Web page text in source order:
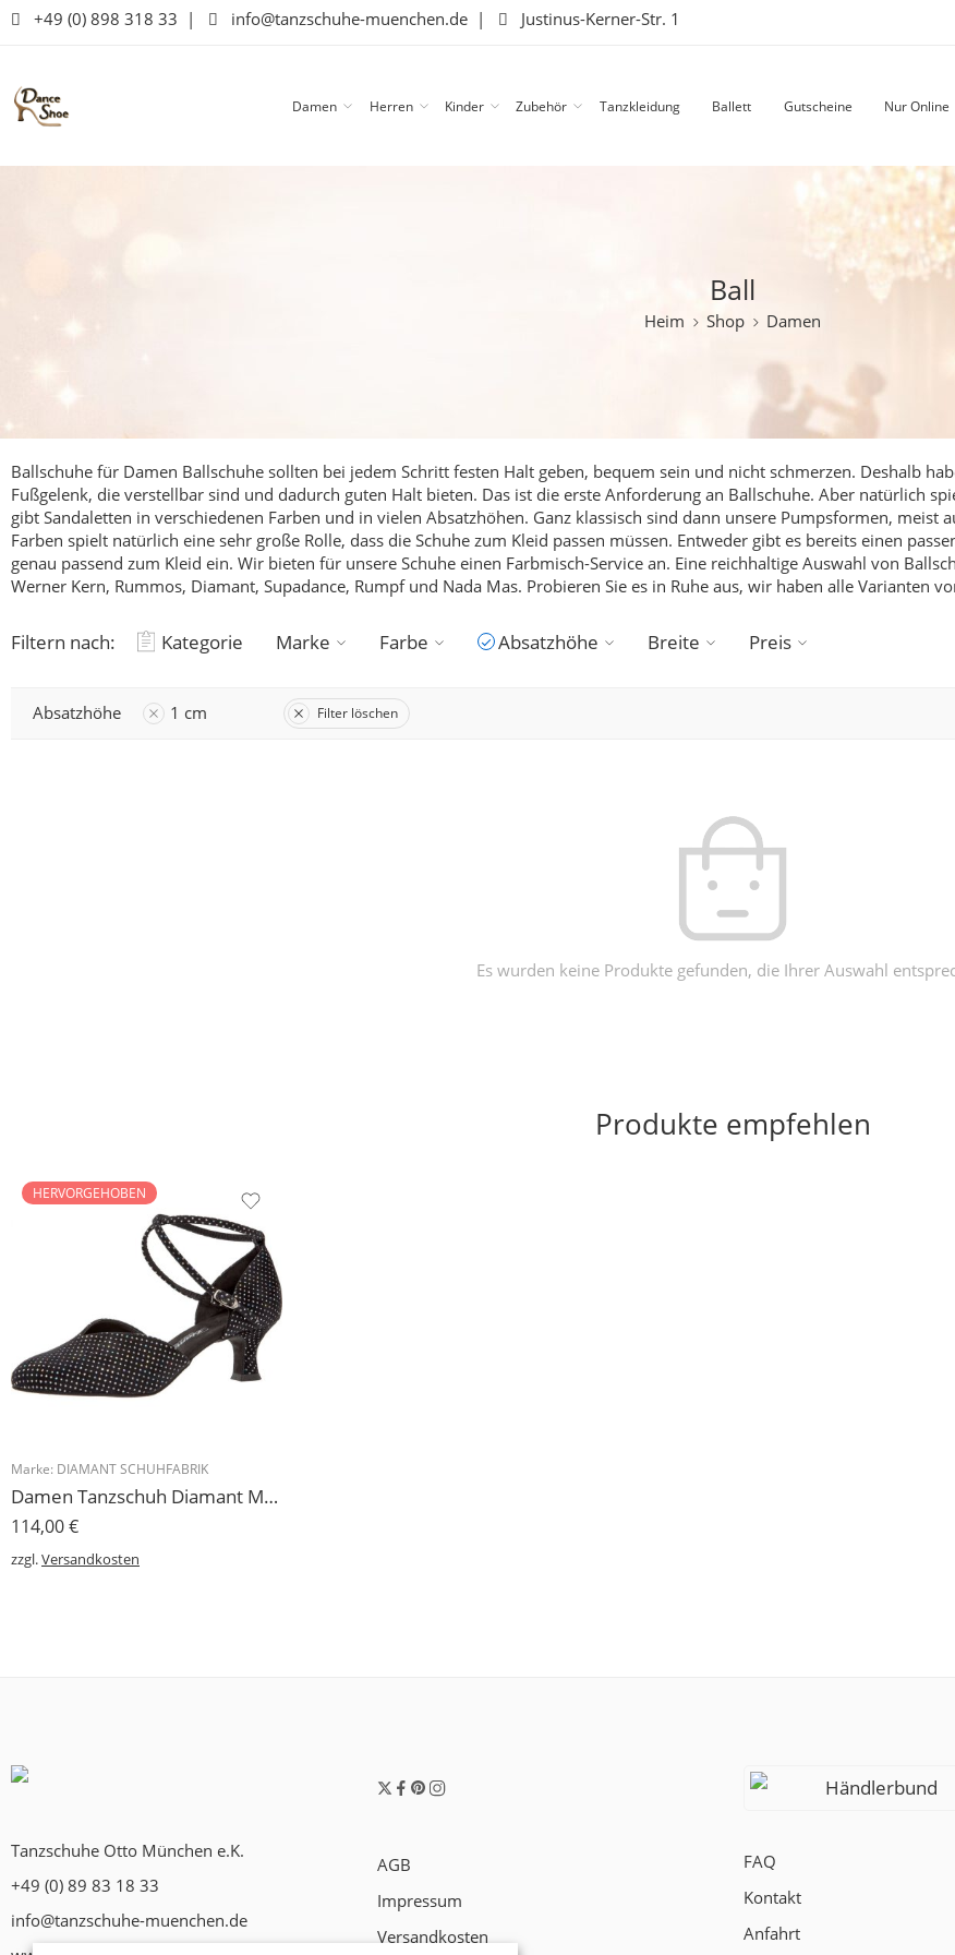
+49 (0) 898 318 33 | info@tanzschuhe-muenchen.de | Justinus-Kerner-Str. 1
Damen Herren Kinder Zubehör Tanzkleidung Ballett Gutscheine Nur Online
Ball
Heim Shop Damen
Ballschuhe für Damen Ballschuhe sollten bei jedem Schritt festen Halt geben, bequem sein und nicht schmerzen. Deshalb
Fußgelenk, die verstellbar sind und dadurch guten Halt bieten. Das ist die erste Anforderung an Ballschuhe. Aber natürlich
gibt Sandaletten in verschiedenen Farben und in vielen Absatzhöhen. Ganz klassisch sind dann unsere Pumpsformen, meist
Farben spielt natürlich eine sehr große Rolle, dass die Schuhe zum Kleid passen müssen. Entweder gibt es bereits einen
genau passend zum Kleid ein. Wir bieten für unsere Schuhe einen Farbmisch-Service an. Eine reichhaltige Auswahl von
Werner Kern, Rummos, Diamant, Supadance, Rumpf und Nada Mas. Probieren Sie es in Ruhe aus, wir haben alle Varianten
Filtern nach: Kategorie Marke Farbe Absatzhöhe Breite Preis
Absatzhöhe 1 cm Filter löschen
Es wurden keine Produkte gefunden, die Ihrer Auswahl
Produkte empfehlen
HERVORGEHOBEN
Marke: DIAMANT SCHUHFABRIK
Damen Tanzschuh Diamant Modell 105
114,00€
zzgl.Versandkosten
Tanzschuhe Otto München e.K.
+49 (0) 89 83 18 33
info@tanzschuhe-muenchen.de
AGB
Impressum
Versandkosten
Händlerbund
FAQ
Kontakt
Anfahrt